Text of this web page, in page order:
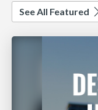
See All Featured